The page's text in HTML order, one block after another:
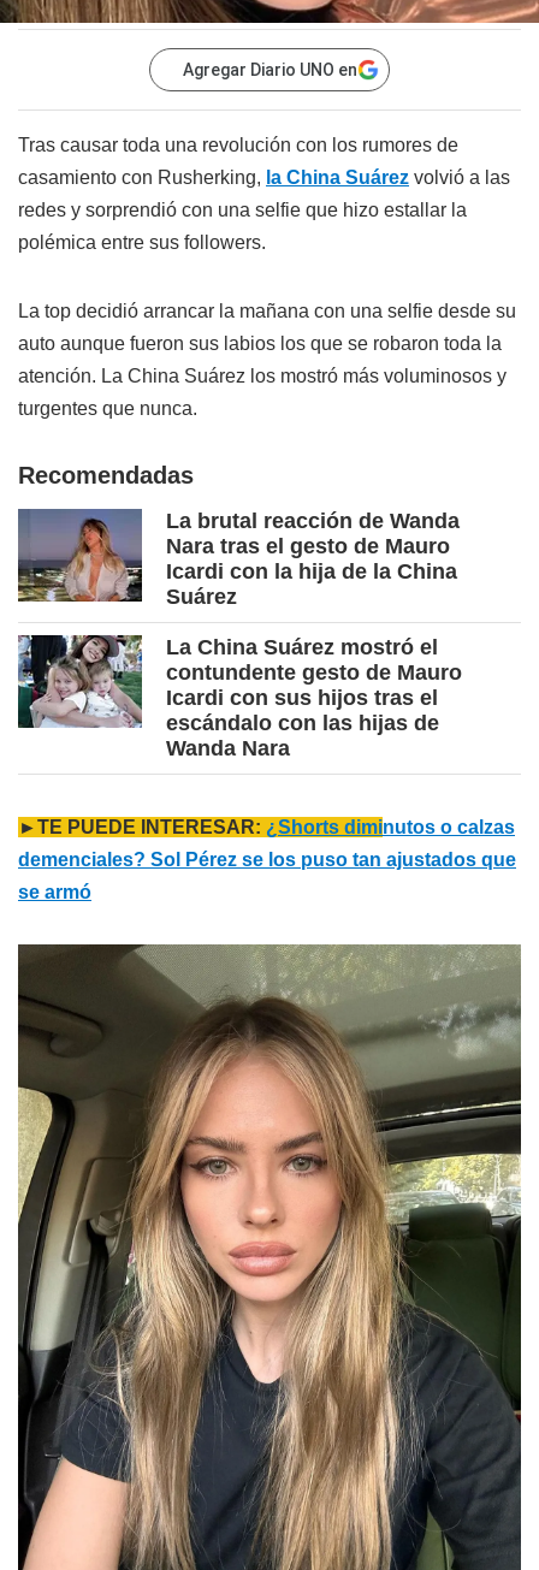
Agregar Diario UNO en
Tras causar toda una revolución con los rumores de
casamiento con Rusherking, la China Suárez volvió a las
redes y sorprendió con una selfie que hizo estallar la
polémica entre sus followers.
La top decidió arrancar la mañana con una selfie desde su
auto aunque fueron sus labios los que se robaron toda la
atención. La China Suárez los mostró más voluminosos y
turgentes que nunca.
Recomendadas
La brutal reacción de Wanda
Nara tras el gesto de Mauro
Icardi con la hija de la China
Suárez
La China Suárez mostró el
contundente gesto de Mauro
Icardi con sus hijos tras el
escándalo con las hijas de
Wanda Nara
►TE PUEDE INTERESAR: ¿Shorts diminutos o calzas
demenciales? Sol Pérez se los puso tan ajustados que
se armó